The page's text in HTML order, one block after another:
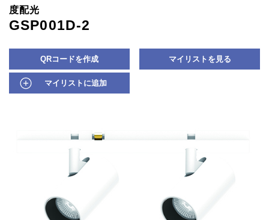
度配光
GSP001D-2
QRコードを作成 マイリストを見る
マイリストに追加